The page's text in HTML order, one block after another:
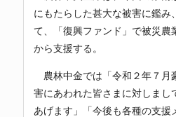
にもたらした甚大な被害に鑑み
て、「復興ファンド」で被災農
から支援する。
農林中金では「令和２年７月
害にあわれた皆さまに対しまし
あげます」「今後も各種の支援